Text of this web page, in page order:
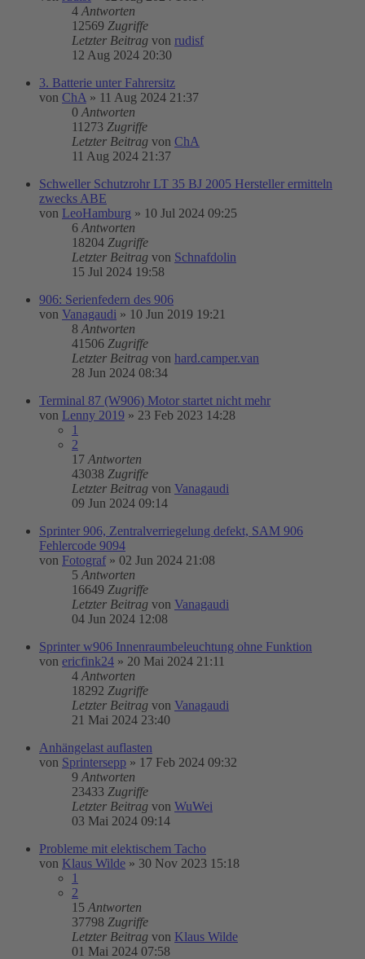
4 Antworten
12569 Zugriffe
Letzter Beitrag von rudisf
12 Aug 2024 20:30
3. Batterie unter Fahrersitz
von ChA » 11 Aug 2024 21:37
0 Antworten
11273 Zugriffe
Letzter Beitrag von ChA
11 Aug 2024 21:37
Schweller Schutzrohr LT 35 BJ 2005 Hersteller ermitteln
zwecks ABE
von LeoHamburg » 10 Jul 2024 09:25
6 Antworten
18204 Zugriffe
Letzter Beitrag von Schnafdolin
15 Jul 2024 19:58
906: Serienfedern des 906
von Vanagaudi » 10 Jun 2019 19:21
8 Antworten
41506 Zugriffe
Letzter Beitrag von hard.camper.van
28 Jun 2024 08:34
Terminal 87 (W906) Motor startet nicht mehr
von Lenny 2019 » 23 Feb 2023 14:28
1
2
17 Antworten
43038 Zugriffe
Letzter Beitrag von Vanagaudi
09 Jun 2024 09:14
Sprinter 906, Zentralverriegelung defekt, SAM 906
Fehlercode 9094
von Fotograf » 02 Jun 2024 21:08
5 Antworten
16649 Zugriffe
Letzter Beitrag von Vanagaudi
04 Jun 2024 12:08
Sprinter w906 Innenraumbeleuchtung ohne Funktion
von ericfink24 » 20 Mai 2024 21:11
4 Antworten
18292 Zugriffe
Letzter Beitrag von Vanagaudi
21 Mai 2024 23:40
Anhängelast auflasten
von Sprintersepp » 17 Feb 2024 09:32
9 Antworten
23433 Zugriffe
Letzter Beitrag von WuWei
03 Mai 2024 09:14
Probleme mit elektischem Tacho
von Klaus Wilde » 30 Nov 2023 15:18
1
2
15 Antworten
37798 Zugriffe
Letzter Beitrag von Klaus Wilde
01 Mai 2024 07:58